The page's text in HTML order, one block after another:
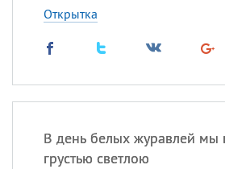
Открытка
В день белых журавлей мы
грустью светлою